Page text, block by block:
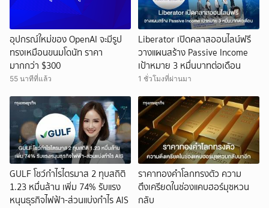
อุปกรณ์ใหม่ของ OpenAI จะมีรูป
ทรงเหมือนขนมโดนัท ราคา
มากกว่า $300
55 นาทีที่แล้ว
Liberator เปิดคลาสออนไลน์ฟรี
วางแผนสร้าง Passive Income
เป้าหมาย 3 หมื่นบาทต่อเดือน
1 ชั่วโมงที่ผ่านมา
GULF โชว์กำไรไตรมาส 2 ทุบสถิติ
1.23 หมื่นล้าน เพิ่ม 74% รับแรง
หนุนธุรกิจไฟฟ้า-ส่วนแบ่งกำไร AIS
ราคาทองคำโลกทรงตัว ความ
ตึงเครียดในช่องแคบฮอร์มุซหวน
กลับ